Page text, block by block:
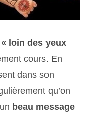
« loin des yeux
cours. En
dans son
qu’on
beau message